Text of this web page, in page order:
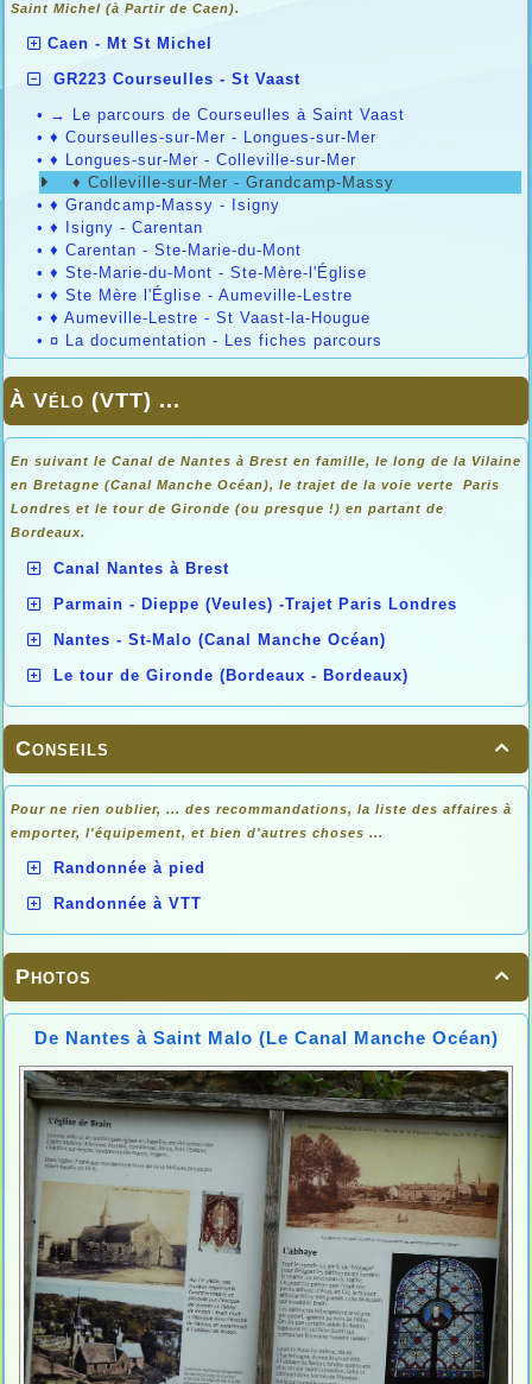
Saint Michel (à Partir de Caen).
Caen - Mt St Michel
GR223 Courseulles - St Vaast
• → Le parcours de Courseulles à Saint Vaast
• ♦ Courseulles-sur-Mer - Longues-sur-Mer
• ♦ Longues-sur-Mer - Colleville-sur-Mer
♦ Colleville-sur-Mer - Grandcamp-Massy
• ♦ Grandcamp-Massy - Isigny
• ♦ Isigny - Carentan
• ♦ Carentan - Ste-Marie-du-Mont
• ♦ Ste-Marie-du-Mont - Ste-Mère-l'Église
• ♦ Ste Mère l'Église - Aumeville-Lestre
• ♦ Aumeville-Lestre - St Vaast-la-Hougue
• ¤ La documentation - Les fiches parcours
À Vélo (VTT) ...
En suivant le Canal de Nantes à Brest en famille, le long de la Vilaine
en Bretagne (Canal Manche Océan), le trajet de la voie verte Paris
Londres et le tour de Gironde (ou presque !) en partant de
Bordeaux.
Canal Nantes à Brest
Parmain - Dieppe (Veules) -Trajet Paris Londres
Nantes - St-Malo (Canal Manche Océan)
Le tour de Gironde (Bordeaux - Bordeaux)

Conseils
Pour ne rien oublier, ... des recommandations, la liste des affaires à
emporter, l'équipement, et bien d'autres choses ...
Randonnée à pied
Randonnée à VTT

Photos
De Nantes à Saint Malo (Le Canal Manche Océan)